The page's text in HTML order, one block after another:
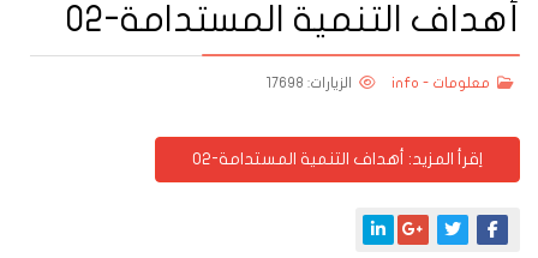
أهداف التنمية المستدامة-02
معلومات - info الزيارات: 17698
اِقرأ المزيد: أهداف التنمية المستدامة-02